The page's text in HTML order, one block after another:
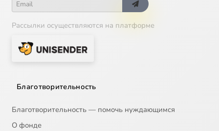
Рассылки осуществляются на платформе
Благотворительность
Благотворительность — помочь нуждающимся
О фонде